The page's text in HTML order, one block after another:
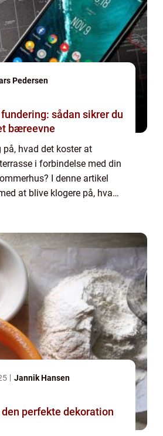
Pedersen
sådan sikrer du
bæreevne
på, hvad det koster at
i forbindelse med din
I denne artikel
at blive klogere på, hvad
Jannik Hansen
perfekte dekoration